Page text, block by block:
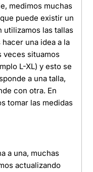
medimos muchas
puede existir un
utilizamos las tallas
una idea a la
veces situamos
L-XL) y esto se
a una talla,
con otra. En
tomar las medidas
a una, muchas
actualizando